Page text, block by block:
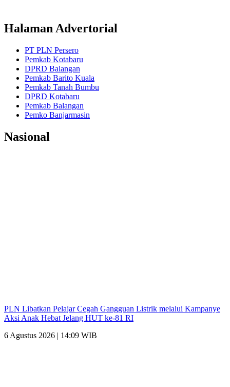
Halaman Advertorial
PT PLN Persero
Pemkab Kotabaru
DPRD Balangan
Pemkab Barito Kuala
Pemkab Tanah Bumbu
DPRD Kotabaru
Pemkab Balangan
Pemko Banjarmasin
Nasional
PLN Libatkan Pelajar Cegah Gangguan Listrik melalui Kampanye
Aksi Anak Hebat Jelang HUT ke-81 RI
6 Agustus 2026 | 14:09 WIB